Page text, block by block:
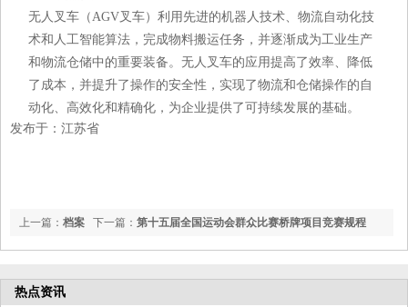
无人叉车（AGV叉车）利用先进的机器人技术、物流自动化技
术和人工智能算法，完成物料搬运任务，并逐渐成为工业生产
和物流仓储中的重要装备。无人叉车的应用提高了效率、降低
了成本，并提升了操作的安全性，实现了物流和仓储操作的自
动化、高效化和精确化，为企业提供了可持续发展的基础。
发布于：江苏省
下一篇： 第十五届全国运动会群众比赛桥牌项目竞赛规程
上一篇： 档案
知识分享 | 什么是OFD？档案的版式文件技术标准有哪些？
热点资讯